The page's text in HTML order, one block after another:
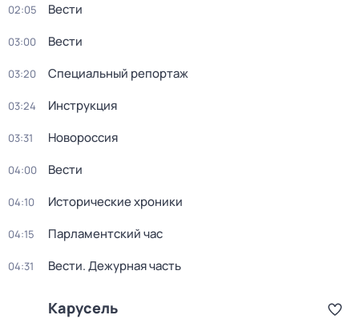
02:05 Вести
03:00 Вести
03:20 Специальный репортаж
03:24 Инструкция
03:31 Новороссия
04:00 Вести
04:10 Исторические хроники
04:15 Парламентский час
04:31 Вести. Дежурная часть
Карусель